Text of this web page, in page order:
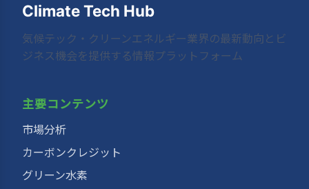
Climate Tech Hub
気候テック・クリーンエネルギー業界の最新動向とビ
ジネス機会を提供する情報プラットフォーム
主要コンテンツ
市場分析
カーボンクレジット
グリーン水素